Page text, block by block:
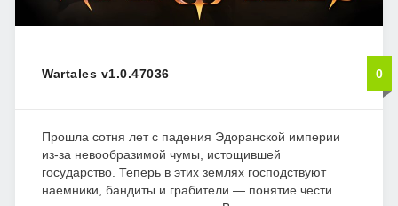
Wartales v1.0.47036 0
Прошла сотня лет с падения Эдоранской империи
из-за невообразимой чумы, истощившей
государство. Теперь в этих землях господствуют
наемники, бандиты и грабители — понятие чести